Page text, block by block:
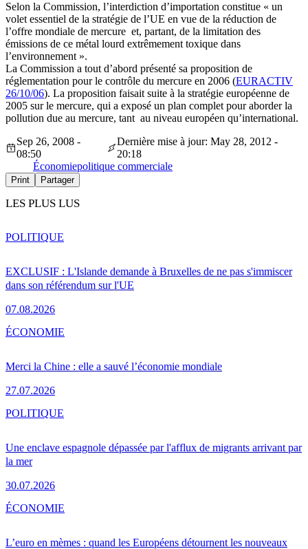
Selon la Commission, l’interdiction d’importation constitue « un
volet essentiel de la stratégie de l’UE en vue de la réduction de
l’offre mondiale de mercure et, partant, de la limitation des
émissions de ce métal lourd extrêmement toxique dans
l’environnement ».
La Commission a tout d’abord présenté sa proposition de
réglementation pour le contrôle du mercure en 2006 (EURACTIV
26/10/06). La proposition faisait suite à la stratégie européenne de
2005 sur le mercure, qui a exposé un plan complet pour aborder la
pollution due au mercure, tant au niveau européen qu’international.
Sep 26, 2008 -
08:50
Dernière mise à jour: May 28, 2012 -
20:18
Économiepolitique commerciale
Print Partager
LES PLUS LUS
EXCLUSIF : L'Islande demande à Bruxelles de ne pas s'immiscer
dans son référendum sur l'UE
07.08.2026
POLITIQUE
Merci la Chine : elle a sauvé l’économie mondiale
27.07.2026
ÉCONOMIE
Une enclave espagnole dépassée par l'afflux de migrants arrivant par
la mer
30.07.2026
POLITIQUE
L’euro en mèmes : quand les Européens détournent les nouveaux
ÉCONOMIE